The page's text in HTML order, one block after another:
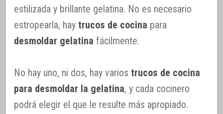
estilizada y brillante gelatina. No es necesario
estropearla, hay trucos de cocina para
desmoldar gelatina fácilmente.
No hay uno, ni dos, hay varios trucos de cocina
para desmoldar la gelatina, y cada cocinero
podrá elegir el que le resulte más apropiado.